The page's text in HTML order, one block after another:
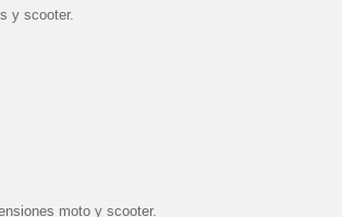
y scooter.
moto y scooter.